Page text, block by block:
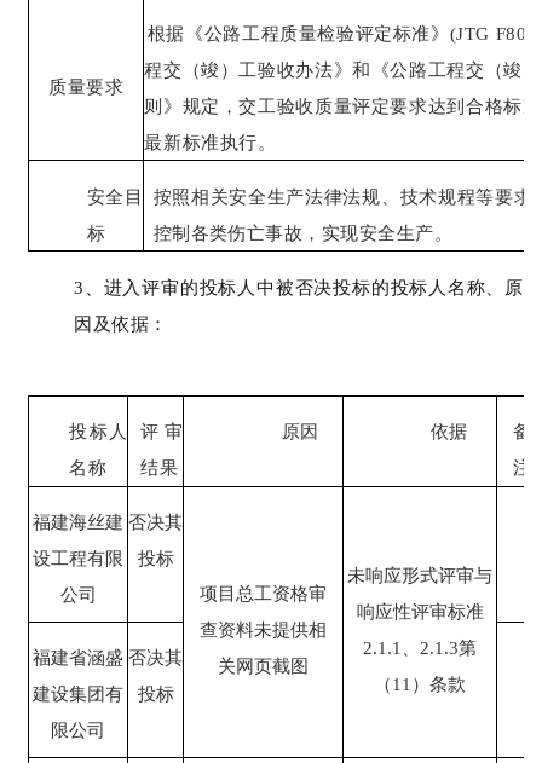
质量要求
根据《公路工程质量检验评定标准》 (JTG F80/
程交（竣）工验收办法》和《公路工程交（竣
则》规定，交工验收质量评定要求达到合格标
最新标准执行。
安全目
标
按照相关安全生产法律法规、技术规程等要求
控制各类伤亡事故，实现安全生产。
3、进入评审的投标人中被否决投标的投标 人名称、原
因及依据：
投标人
名称
评审
结果
原因 依据
备
注
福建海丝建
设工程有限
公司
否决其
投标
项目总工资格审
查资料未提供相
关网页截图
未响应形式评审与
响应性评审标准
2.1.1、2.1.3第
（11）条款
福建省涵盛
建设集团有
限公司
否决其
投标